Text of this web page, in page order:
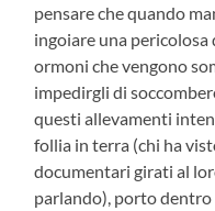
pensare che quando
ingoiare una
ormoni che vengono
impedirgli di
questi allevamenti
follia in terra (chi ha
documentari girati al
parlando), porto dentro